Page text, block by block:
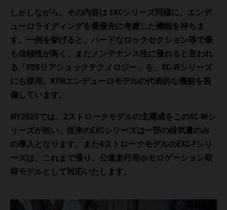
しかしながら、その内容は EXCシリーズ同様に、エンデ
ューロライディングを最優先に考慮した機能を持ちま
す。一例を挙げると、ハードなロックセクション等で最
も信頼性が高く、またメンテナンス性に優れると言われ
る「PDSリアショックテクノロジー」を、XC-Wシリーズ
にも採用。KTMエンデューロモデルの代表的な機能を装
備しています。
MY2026では、2ストロークモデルの主構成をこのXC-Wシ
リーズが担い、従来のEXCシリーズは一部の排気量のみ
の導入となります。また4ストロークモデルのEXC-Fシリ
ーズは、これまで通り、公道走行用ホモロゲーション取
得モデルとして対応いたします。